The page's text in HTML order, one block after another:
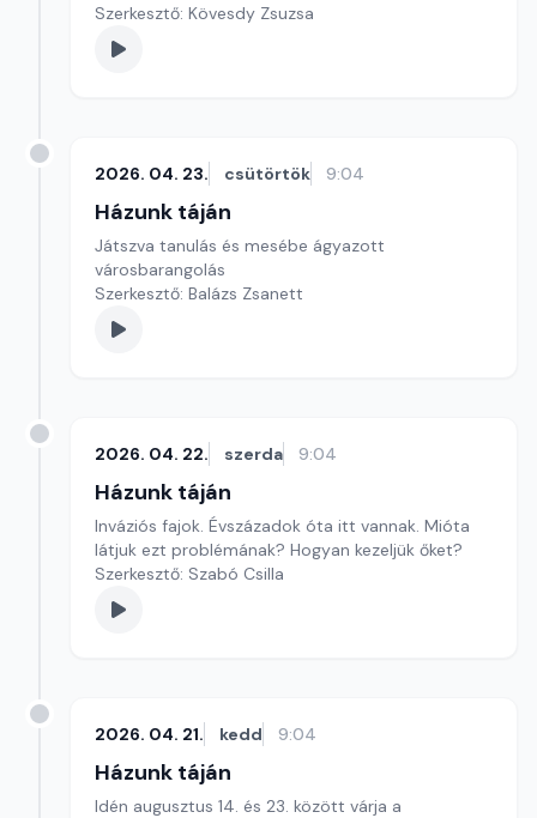
Szerkesztő: Kövesdy Zsuzsa
2026. 04. 23. csütörtök 9:04
Házunk táján
Játszva tanulás és mesébe ágyazott
városbarangolás
Szerkesztő: Balázs Zsanett
2026. 04. 22. szerda 9:04
Házunk táján
Inváziós fajok. Évszázadok óta itt vannak. Mióta
látjuk ezt problémának? Hogyan kezeljük őket?
Szerkesztő: Szabó Csilla
2026. 04. 21. kedd 9:04
Házunk táján
Idén augusztus 14. és 23. között várja a